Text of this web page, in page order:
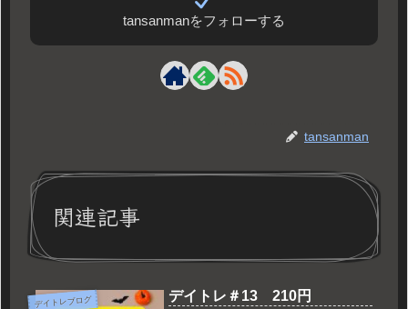
tansanmanをフォローする
tansanman
関連記事
デイトレブログ デイトレ＃13 210円